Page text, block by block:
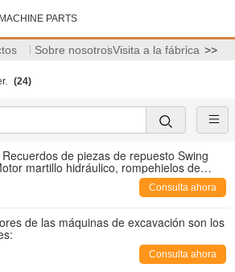
PARTS
Sobre nosotrosVisita a la fábrica >>
(24)
de piezas de repuesto Swing
martillo hidráulico, rompehielos de
Consulta ahora
de las máquinas de excavación son los
Consulta ahora